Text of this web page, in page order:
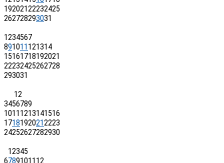
19202122232425
262728293031
1234567
891011 121314
15161718192021
22232425262728
293031
12
3456789
1011 1213141516
17181920212223
24252627282930
12345
67891011 12